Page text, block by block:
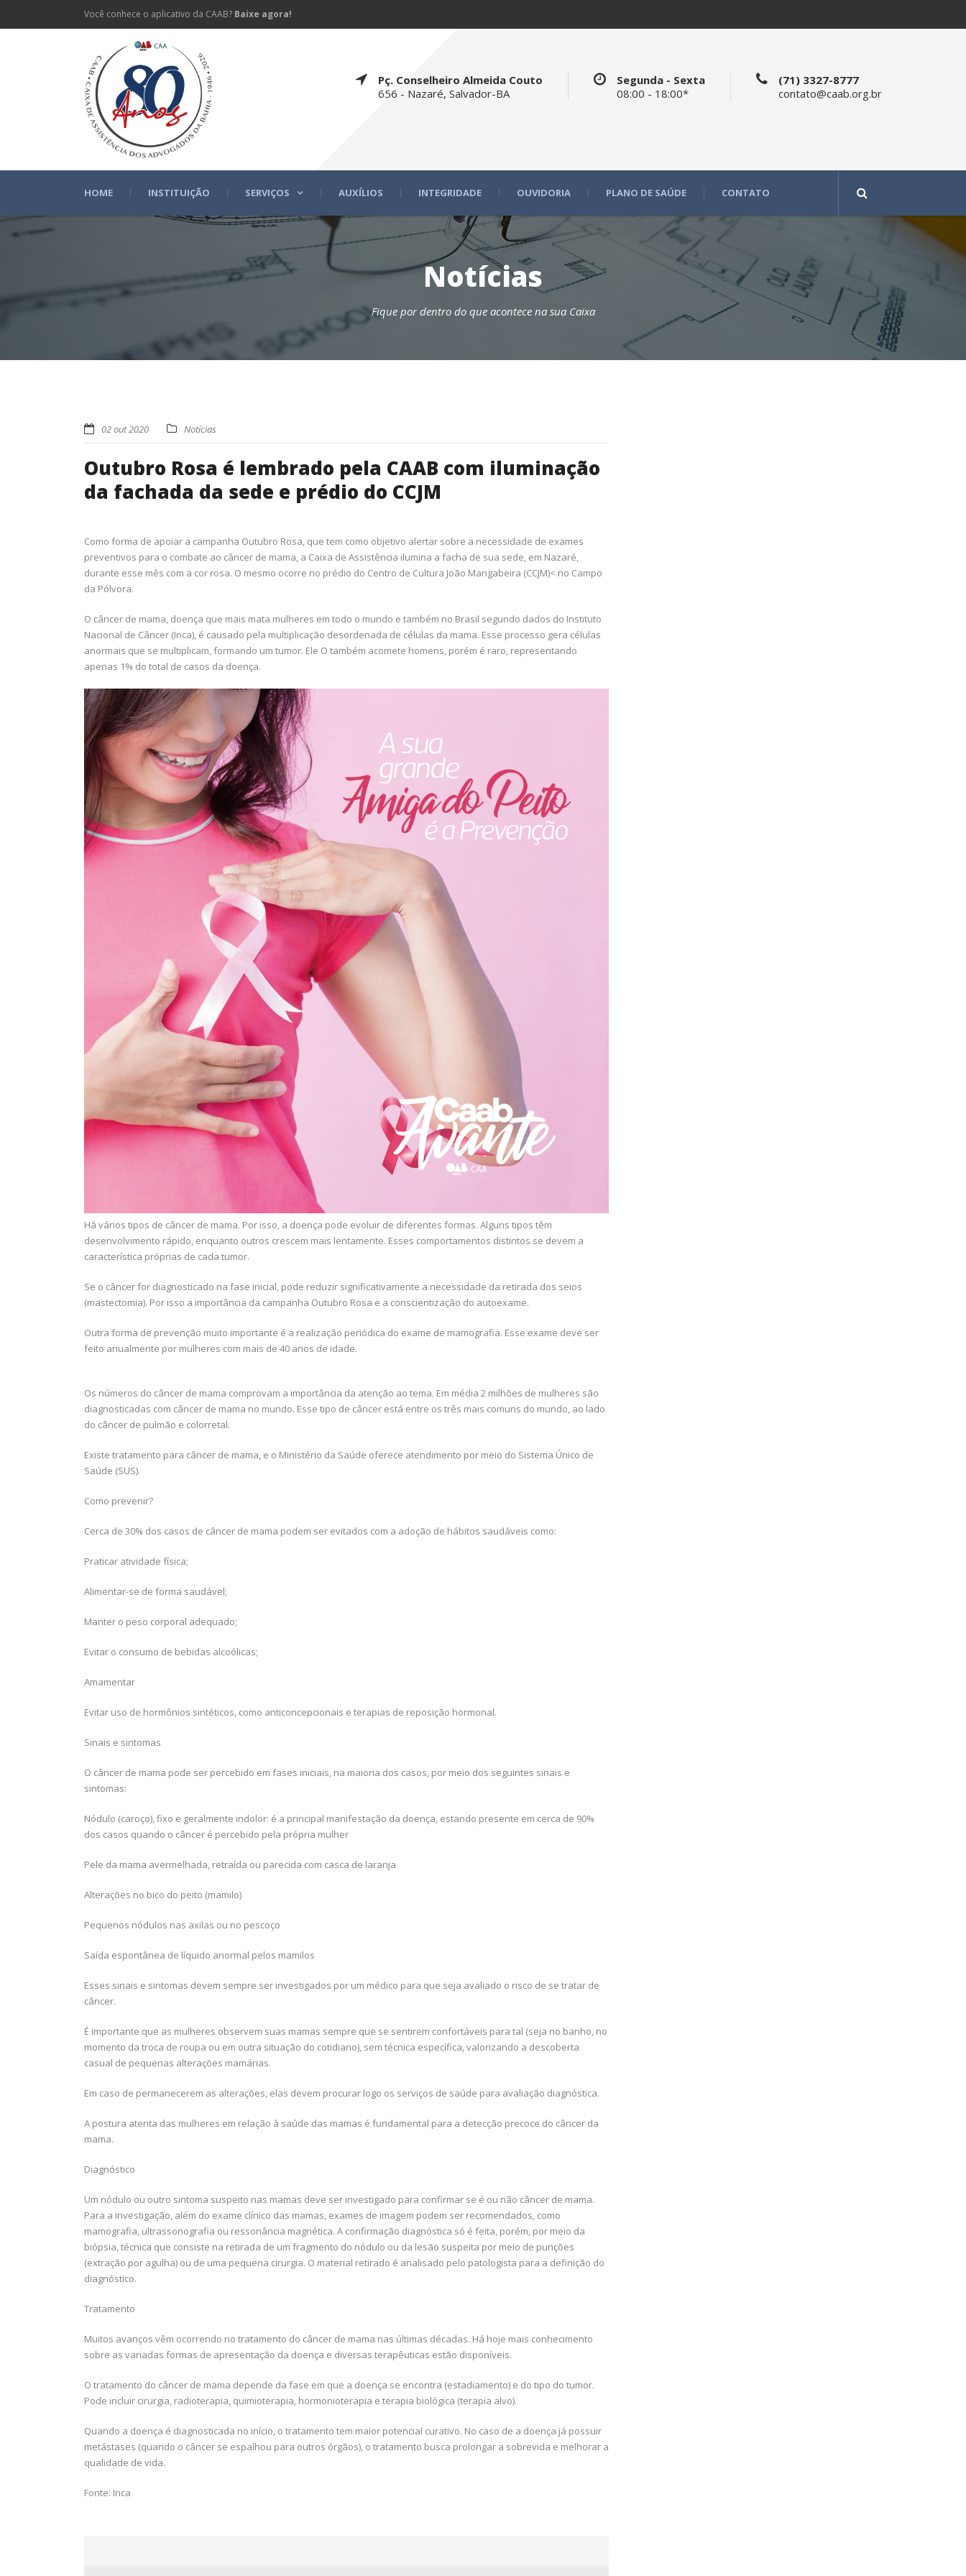
Você conhece o aplicativo da CAAB? Baixe agora!
Pç. Conselheiro Almeida Couto
656 - Nazaré, Salvador-BA
Segunda - Sexta
08:00 - 18:00*
(71) 3327-8777
contato@caab.org.br
HOME INSTITUIÇÃO SERVIÇOS AUXÍLIOS INTEGRIDADE OUVIDORIA PLANO DE SAÚDE CONTATO
Notícias
Fique por dentro do que acontece na sua Caixa
02 out 2020 Notícias
Outubro Rosa é lembrado pela CAAB com iluminação
da fachada da sede e prédio do CCJM
Como forma de apoiar a campanha Outubro Rosa, que tem como objetivo alertar sobre a necessidade de exames
preventivos para o combate ao câncer de mama, a Caixa de Assistência ilumina a facha de sua sede, em Nazaré,
durante esse mês com a cor rosa. O mesmo ocorre no prédio do Centro de Cultura João Mangabeira (CCJM)< no Campo
da Pólvora.
O câncer de mama, doença que mais mata mulheres em todo o mundo e também no Brasil segundo dados do Instituto
Nacional de Câncer (Inca), é causado pela multiplicação desordenada de células da mama. Esse processo gera células
anormais que se multiplicam, formando um tumor. Ele O também acomete homens, porém é raro, representando
apenas 1% do total de casos da doença.
Há vários tipos de câncer de mama. Por isso, a doença pode evoluir de diferentes formas. Alguns tipos têm
desenvolvimento rápido, enquanto outros crescem mais lentamente. Esses comportamentos distintos se devem a
característica próprias de cada tumor.
Se o câncer for diagnosticado na fase inicial, pode reduzir significativamente a necessidade da retirada dos seios
(mastectomia). Por isso a importância da campanha Outubro Rosa e a conscientização do autoexame.
Outra forma de prevenção muito importante é a realização periódica do exame de mamografia. Esse exame deve ser
feito anualmente por mulheres com mais de 40 anos de idade.
Os números do câncer de mama comprovam a importância da atenção ao tema. Em média 2 milhões de mulheres são
diagnosticadas com câncer de mama no mundo. Esse tipo de câncer está entre os três mais comuns do mundo, ao lado
do câncer de pulmão e colorretal.
Existe tratamento para câncer de mama, e o Ministério da Saúde oferece atendimento por meio do Sistema Único de
Saúde (SUS).
Como prevenir?
Cerca de 30% dos casos de câncer de mama podem ser evitados com a adoção de hábitos saudáveis como:
Praticar atividade física;
Alimentar-se de forma saudável;
Manter o peso corporal adequado;
Evitar o consumo de bebidas alcoólicas;
Amamentar
Evitar uso de hormônios sintéticos, como anticoncepcionais e terapias de reposição hormonal.
Sinais e sintomas
O câncer de mama pode ser percebido em fases iniciais, na maioria dos casos, por meio dos seguintes sinais e
sintomas:
Nódulo (caroço), fixo e geralmente indolor: é a principal manifestação da doença, estando presente em cerca de 90%
dos casos quando o câncer é percebido pela própria mulher
Pele da mama avermelhada, retraída ou parecida com casca de laranja
Alterações no bico do peito (mamilo)
Pequenos nódulos nas axilas ou no pescoço
Saída espontânea de líquido anormal pelos mamilos
Esses sinais e sintomas devem sempre ser investigados por um médico para que seja avaliado o risco de se tratar de
câncer.
É importante que as mulheres observem suas mamas sempre que se sentirem confortáveis para tal (seja no banho, no
momento da troca de roupa ou em outra situação do cotidiano), sem técnica específica, valorizando a descoberta
casual de pequenas alterações mamárias.
Em caso de permanecerem as alterações, elas devem procurar logo os serviços de saúde para avaliação diagnóstica.
A postura atenta das mulheres em relação à saúde das mamas é fundamental para a detecção precoce do câncer da
mama.
Diagnóstico
Um nódulo ou outro sintoma suspeito nas mamas deve ser investigado para confirmar se é ou não câncer de mama.
Para a investigação, além do exame clínico das mamas, exames de imagem podem ser recomendados, como
mamografia, ultrassonografia ou ressonância magnética. A confirmação diagnóstica só é feita, porém, por meio da
biópsia, técnica que consiste na retirada de um fragmento do nódulo ou da lesão suspeita por meio de punções
(extração por agulha) ou de uma pequena cirurgia. O material retirado é analisado pelo patologista para a definição do
diagnóstico.
Tratamento
Muitos avanços vêm ocorrendo no tratamento do câncer de mama nas últimas décadas. Há hoje mais conhecimento
sobre as variadas formas de apresentação da doença e diversas terapêuticas estão disponíveis.
O tratamento do câncer de mama depende da fase em que a doença se encontra (estadiamento) e do tipo do tumor.
Pode incluir cirurgia, radioterapia, quimioterapia, hormonioterapia e terapia biológica (terapia alvo).
Quando a doença é diagnosticada no início, o tratamento tem maior potencial curativo. No caso de a doença já possuir
metástases (quando o câncer se espalhou para outros órgãos), o tratamento busca prolongar a sobrevida e melhorar a
qualidade de vida.
Fonte: Inca